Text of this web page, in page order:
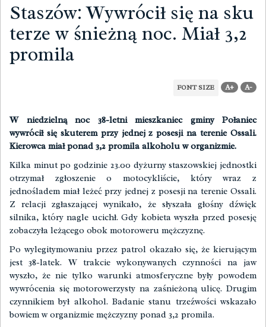
Staszów: Wywrócił się na sku
terze w śnieżną noc. Miał 3,2
promila
FONT SIZE A+ A-
W niedzielną noc 38-letni mieszkaniec gminy Połaniec
wywrócił się skuterem przy jednej z posesji na terenie Ossali.
Kierowca miał ponad 3,2 promila alkoholu w organizmie.
Kilka minut po godzinie 23.00 dyżurny staszowskiej jednostki
otrzymał zgłoszenie o motocykliście, który wraz z
jednośladem miał leżeć przy jednej z posesji na terenie Ossali.
Z relacji zgłaszającej wynikało, że słyszała głośny dźwięk
silnika, który nagle ucichł. Gdy kobieta wyszła przed posesję
zobaczyła leżącego obok motoroweru mężczyznę.
Po wylegitymowaniu przez patrol okazało się, że kierującym
jest 38-latek. W trakcie wykonywanych czynności na jaw
wyszło, że nie tylko warunki atmosferyczne były powodem
wywrócenia się motorowerzysty na zaśnieżoną ulicę. Drugim
czynnikiem był alkohol. Badanie stanu trzeźwości wskazało
bowiem w organizmie mężczyzny ponad 3,2 promila.